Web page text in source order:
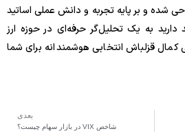
شده و بر پایه تجربه و دانش عملی اساتید
به یک تحلیل‌گر حرفه‌ای در حوزه ارز
کمال قزلباش انتخابی هوشمندانه برای شما
بعدی
شاخص VIX در بازار سهام چیست؟